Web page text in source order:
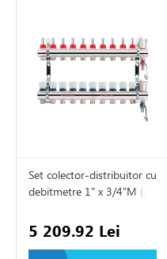
Set colector-distribuitor cu
debitmetre 1" х 3/4"M (8)
5 209.92 Lei